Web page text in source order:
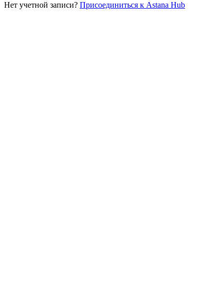
Нет учетной записи? Присоединиться к Astana Hub